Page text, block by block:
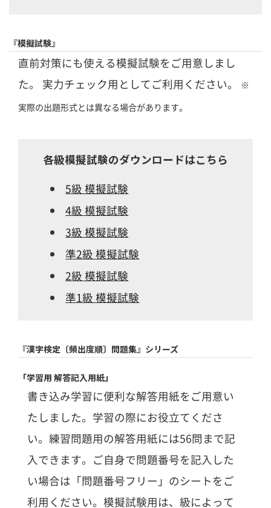
『模擬試験』
直前対策にも使える模擬試験をご用意しまし
た。 実力チェック用としてご利用ください。
※
実際の出題形式とは異なる場合があります。
各級模擬試験のダウンロードはこちら
5級 模擬試験
4級 模擬試験
3級 模擬試験
準2級 模擬試験
2級 模擬試験
準1級 模擬試験
『漢字検定〔頻出度順〕問題集』シリーズ
「学習用 解答記入用紙」
書き込み学習に便利な解答用紙をご用意い
たしました。学習の際にお役立てくださ
い。 練習問題用の解答用紙には56問まで記
入できます。 ご自身で問題番号を記入した
い場合は「問題番号フリー」のシートをご
利用ください。 模擬試験用は、級によって